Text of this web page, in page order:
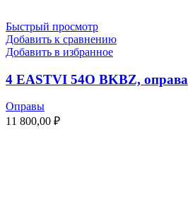
Быстрый просмотр
Добавить к сравнению
Добавить в избранное
4 EASTVI 54O BKBZ, оправа
Оправы
11 800,00 ₽